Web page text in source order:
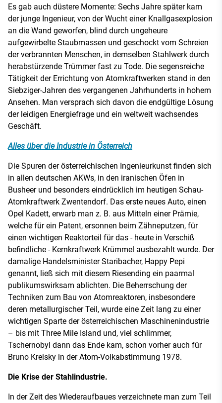
Es gab auch düstere Momente: Sechs Jahre später kam
der junge Ingenieur, von der Wucht einer Knallgasexplosion
an die Wand geworfen, blind durch ungeheure
aufgewirbelte Staubmassen und geschockt vom Schreien
der verbrannten Menschen, in demselben Stahlwerk durch
herabstürzende Trümmer fast zu Tode. Die segensreiche
Tätigkeit der Errichtung von Atomkraftwerken stand in den
Siebziger-Jahren des vergangenen Jahrhunderts in hohem
Ansehen. Man versprach sich davon die endgültige Lösung
der leidigen Energiefrage und ein weltweit wachsendes
Geschäft.
Alles über die Industrie in Österreich
Die Spuren der österreichischen Ingenieurkunst finden sich
in allen deutschen AKWs, in den iranischen Öfen in
Busheer und besonders eindrücklich im heutigen Schau-
Atomkraftwerk Zwentendorf. Das erste neues Auto, einen
Opel Kadett, erwarb man z. B. aus Mitteln einer Prämie,
welche für ein Patent, ersonnen beim Zähneputzen, für
einen wichtigen Reaktorteil für das - heute in Verschiß
befindliche - Kernkraftwerk Krümmel ausbezahlt wurde. Der
damalige Handelsminister Staribacher, Happy Pepi
genannt, ließ sich mit diesem Riesending ein paarmal
publikumswirksam ablichten. Die Beherrschung der
Techniken zum Bau von Atomreaktoren, insbesondere
deren metallurgischer Teil, wurde eine Zeit lang zu einer
wichtigen Sparte der österreichischen Maschinenindustrie
– bis mit Three Mile Island und, viel schlimmer,
Tschernobyl dann das Ende kam, schon vorher auch für
Bruno Kreisky in der Atom-Volkabstimmung 1978.
Die Krise der Stahlindustrie.
In der Zeit des Wiederaufbaues verzeichnete man zum Teil